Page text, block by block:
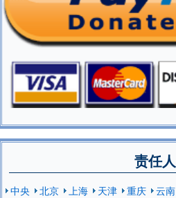
责任人
中央 北京 上海 天津 重庆 云南